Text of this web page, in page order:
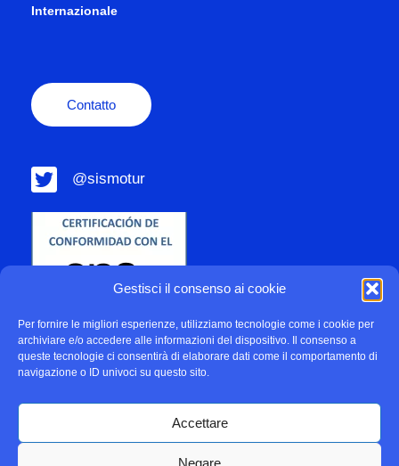
Gestisci il consenso ai cookie
Per fornire le migliori esperienze, utilizziamo tecnologie come i cookie per
archiviare e/o accedere alle informazioni del dispositivo. Il consenso a
queste tecnologie ci consentirà di elaborare dati come il comportamento di
navigazione o ID univoci su questo sito.
Accettare
Negare
Internazionale
Contatto
@sismotur